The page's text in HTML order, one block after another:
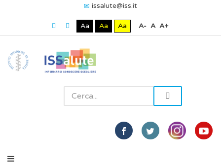
issalute@iss.it
Aa Aa Aa A- A A+